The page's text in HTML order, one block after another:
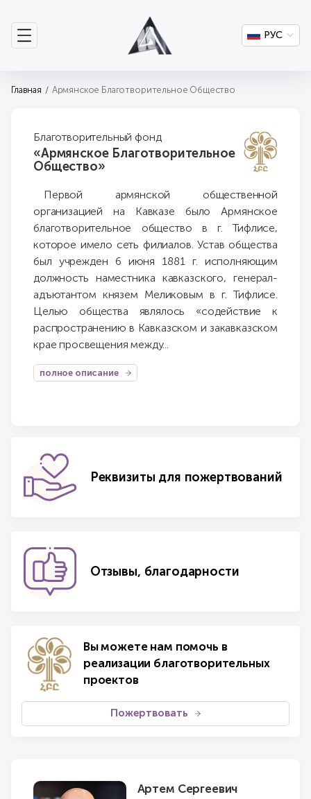
РУС
Главная Армянское Благотворительное Общество
Благотворительный фонд
«Армянское Благотворительное
Общество»
Первой армянской общественной
организацией на Кавказе было Армянское
благотворительное общество в г. Тифлисе,
которое имело сеть филиалов. Устав общества
был учрежден 6 июня 1881 г. исполняющим
должность наместника кавказского, генерал-
адъютантом князем Меликовым в г. Тифлисе.
Целью общества являлось «содействие к
распространению в Кавказском и закавказском
крае просвещения между...
полное описание
Реквизиты для пожертвований
Отзывы, благодарности
Вы можете нам помочь в
реализации благотворительных
проектов
Пожертвовать
Артем Сергеевич